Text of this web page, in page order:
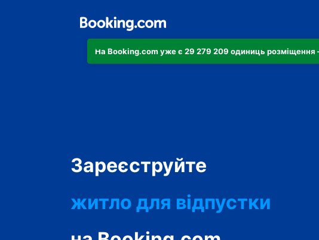
На Booking.com уже є 29 279 209 одиниць розміщення
Зареєструйте
готель
житло для відпустки